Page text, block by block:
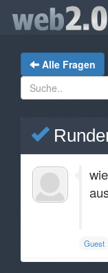
Alle Fragen
Guest